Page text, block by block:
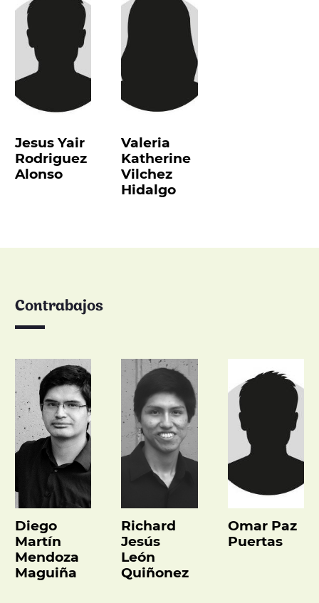
Jesus Yair
Rodriguez
Alonso
Valeria
Katherine
Vilchez
Hidalgo
Contrabajos
Diego
Martín
Mendoza
Maguiña
Richard
Jesús
León
Quiñonez
Omar Paz
Puertas